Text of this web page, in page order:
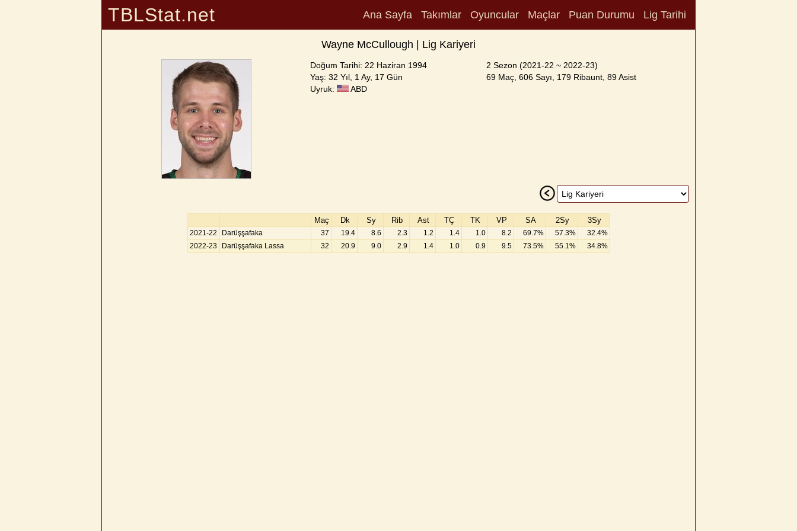
TBLStat.net Ana Sayfa Takımlar Oyuncular Maçlar Puan Durumu Lig Tarihi
Wayne McCullough | Lig Kariyeri
Doğum Tarihi: 22 Haziran 1994
Yaş: 32 Yıl, 1 Ay, 17 Gün
Uyruk:
ABD
2 Sezon (2021-22 ~ 2022-23)
69 Maç, 606 Sayı, 179 Ribaunt, 89 Asist
Maç Dk Sy Rib Ast TÇ TK VP SA 2Sy 3Sy
2021-22 Darüşşafaka 37 19.4 8.6 2.3 1.2 1.4 1.0 8.2 69.7% 57.3%
32.4%
2022-23
Darüşşafaka Lassa 32 20.9 9.0 2.9 1.4 1.0 0.9 9.5 73.5% 55.1% 34.8%